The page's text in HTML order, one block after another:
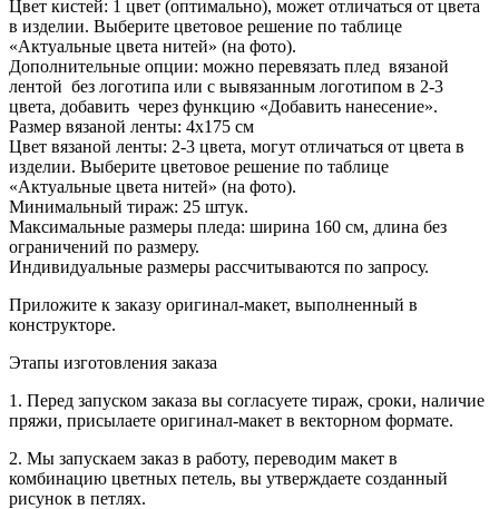
Цвет кистей: 1 цвет (оптимально), может отличаться от цвета
в изделии. Выберите цветовое решение по таблице
«Актуальные цвета нитей» (на фото).
Дополнительные опции: можно перевязать плед вязаной
лентой без логотипа или с вывязанным логотипом в 2-3
цвета, добавить через функцию «Добавить нанесение».
Размер вязаной ленты: 4х175 см
Цвет вязаной ленты: 2-3 цвета, могут отличаться от цвета в
изделии. Выберите цветовое решение по таблице
«Актуальные цвета нитей» (на фото).
Минимальный тираж: 25 штук.
Максимальные размеры пледа: ширина 160 см, длина без
ограничений по размеру.
Индивидуальные размеры рассчитываются по запросу.
Приложите к заказу оригинал-макет, выполненный в
конструкторе.
Этапы изготовления заказа
1. Перед запуском заказа вы согласуете тираж, сроки, наличие
пряжи, присылаете оригинал-макет в векторном формате.
2. Мы запускаем заказ в работу, переводим макет в
комбинацию цветных петель, вы утверждаете созданный
рисунок в петлях.